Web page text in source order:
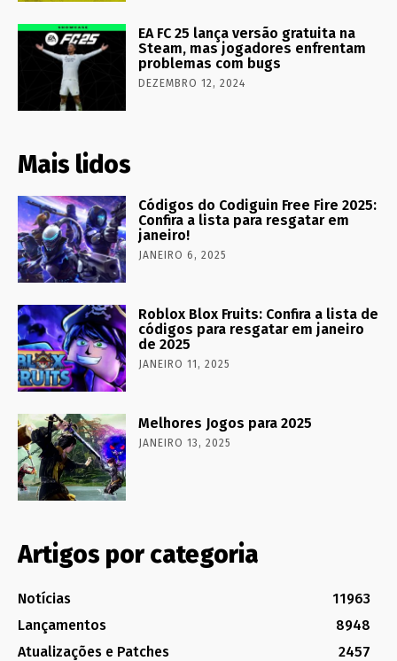
EA FC 25 lança versão gratuita na
Steam, mas jogadores enfrentam
problemas com bugs
DEZEMBRO 12, 2024
Mais lidos
Códigos do Codiguin Free Fire 2025:
Confira a lista para resgatar em
janeiro!
JANEIRO 6, 2025
Roblox Blox Fruits: Confira a lista de
códigos para resgatar em janeiro
de 2025
JANEIRO 11, 2025
Melhores Jogos para 2025
JANEIRO 13, 2025
Artigos por categoria
Notícias
11963
Lançamentos
8948
Atualizações e Patches
2457